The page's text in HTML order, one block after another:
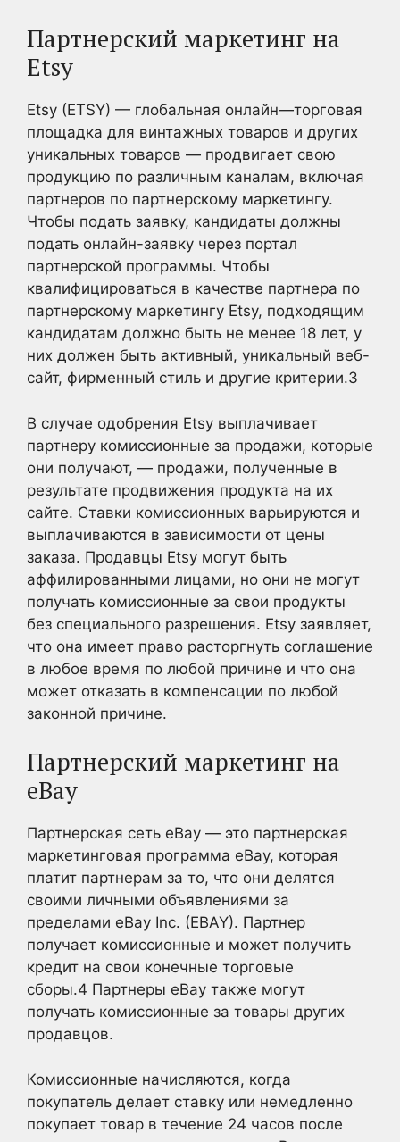
Партнерский маркетинг на
Etsy
Etsy (ETSY) — глобальная онлайн—торговая
площадка для винтажных товаров и других
уникальных товаров — продвигает свою
продукцию по различным каналам, включая
партнеров по партнерскому маркетингу.
Чтобы подать заявку, кандидаты должны
подать онлайн-заявку через портал
партнерской программы. Чтобы
квалифицироваться в качестве партнера по
партнерскому маркетингу Etsy, подходящим
кандидатам должно быть не менее 18 лет, у
них должен быть активный, уникальный веб-
сайт, фирменный стиль и другие критерии.3
В случае одобрения Etsy выплачивает
партнеру комиссионные за продажи, которые
они получают, — продажи, полученные в
результате продвижения продукта на их
сайте. Ставки комиссионных варьируются и
выплачиваются в зависимости от цены
заказа. Продавцы Etsy могут быть
аффилированными лицами, но они не могут
получать комиссионные за свои продукты
без специального разрешения. Etsy заявляет,
что она имеет право расторгнуть соглашение
в любое время по любой причине и что она
может отказать в компенсации по любой
законной причине.
Партнерский маркетинг на
eBay
Партнерская сеть eBay — это партнерская
маркетинговая программа eBay, которая
платит партнерам за то, что они делятся
своими личными объявлениями за
пределами eBay Inc. (EBAY). Партнер
получает комиссионные и может получить
кредит на свои конечные торговые
сборы.4 Партнеры eBay также могут
получать комиссионные за товары других
продавцов.
Комиссионные начисляются, когда
покупатель делает ставку или немедленно
покупает товар в течение 24 часов после